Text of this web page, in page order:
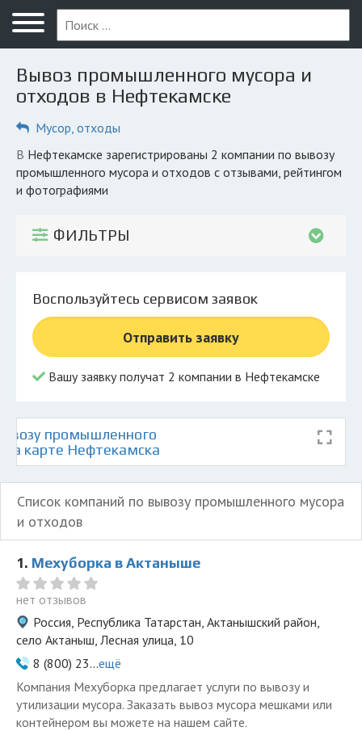
Меню
Главная
Вопрос юристу
Компании
КОМПАНИЯМ
© 2026 Все права защищены
Вывоз промышленного мусора и
отходов в Нефтекамске
Мусор, отходы
в Нефтекамске зарегистрированы 2 компании по вывозу
промышленного мусора и отходов с отзывами, рейтингом
и фотографиями
ФИЛЬТРЫ
Воспользуйтесь сервисом заявок
Отправить заявку
Вашу заявку получат 2 компании в Нефтекамске
промышленного
на карте Нефтекамска
Список компаний по вывозу промышленного мусора
и отходов
1. Мехуборка в Актаныше
нет отзывов
Россия, Республика Татарстан, Актанышский район,
село Актаныш, Лесная улица, 10
8 (800) 23...ещё
Компания Мехуборка предлагает услуги по вывозу и
утилизации мусора. Заказать вывоз мусора мешками или
контейнером вы можете на нашем сайте.